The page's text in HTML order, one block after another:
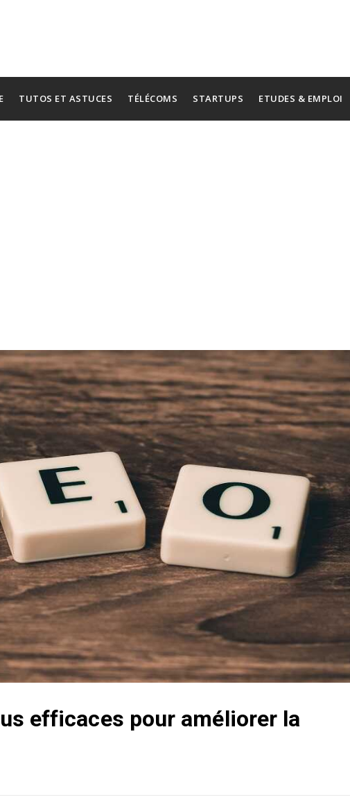
TUTOS ET ASTUCES TÉLÉCOMS STARTUPS ETUDES & EMPLOI
efficaces pour améliorer la